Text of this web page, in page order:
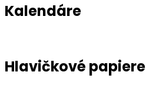
Kalendáre
Hlavičkové papiere